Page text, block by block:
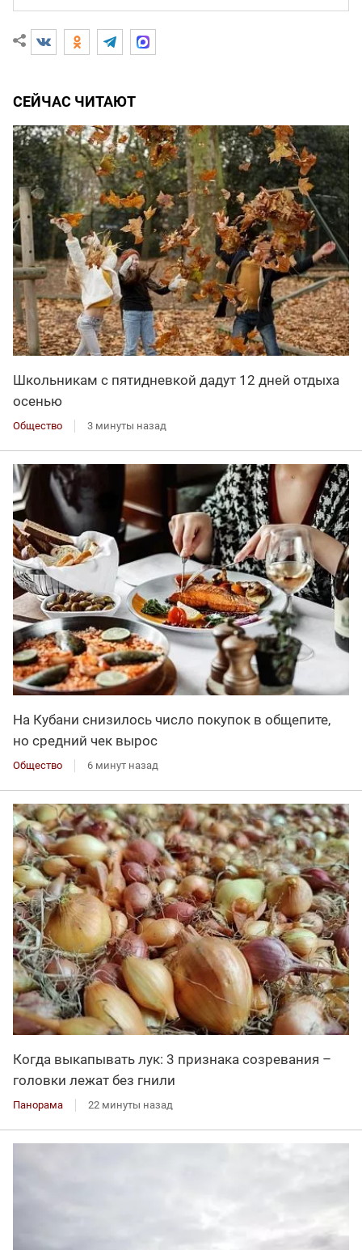
СЕЙЧАС ЧИТАЮТ
Школьникам с пятидневкой дадут 12 дней отдыха
осенью
Общество 3 минуты назад
На Кубани снизилось число покупок в общепите,
но средний чек вырос
Общество 6 минут назад
Когда выкапывать лук: 3 признака созревания –
головки лежат без гнили
Панорама 22 минуты назад